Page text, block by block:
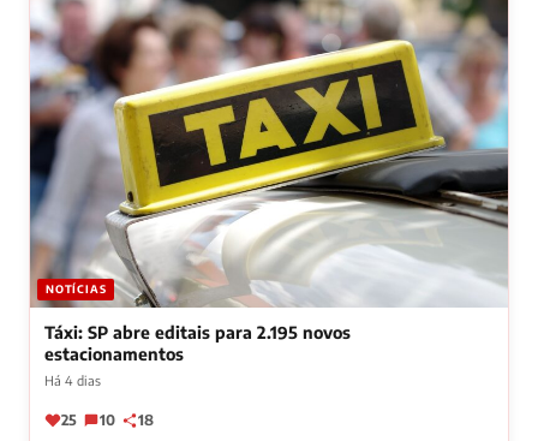
NOTÍCIAS
Táxi: SP abre editais para 2.195 novos
estacionamentos
Há 4 dias
25 10 18